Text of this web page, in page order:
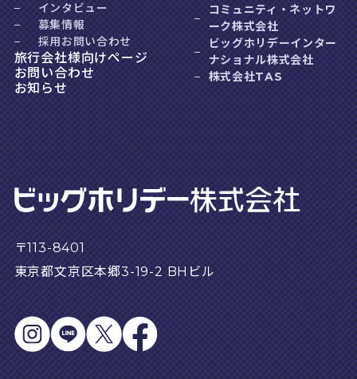
インタビュー
募集情報
採用お問い合わせ
旅行会社様向けページ
お問い合わせ
お知らせ
コミュニティ・ネットワ
ーク株式会社
ビッグホリデーインター
ナショナル株式会社
株式会社TAS
〒113-8401
東京都文京区本郷3-19-2 BHビル